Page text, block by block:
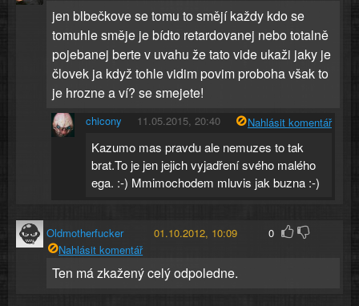
jen blbečkove se tomu to smějí každy kdo se
tomuhle směje je bídto retardovanej nebo totalně
pojebanej berte v uvahu že tato vide ukaži jaky je
človek ja když tohle vidim povim proboha však to
je hrozne a ví? se smejete!
chicony 11.05.2015, 20:40 Nahlásit komentář
Kazumo mas pravdu ale nemuzes to tak
brat.To je jen jejich vyjadření svého malého
ega. :-) Mmimochodem mluvis jak buzna :-)
Oldmotherfucker 01.10.2012, 10:09
0
Nahlásit komentář
Ten má zkažený celý odpoledne.